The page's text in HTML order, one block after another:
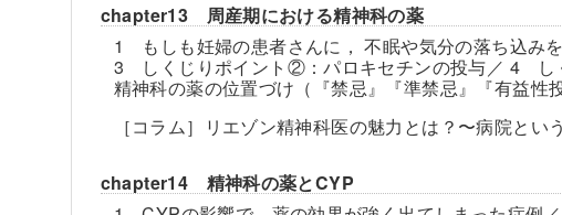
chapter13 周産期における精神科の薬
1 もしも妊婦の患者さんに， 不眠や気分の落ち込
3 しくじりポイント②：パロキセチンの投与／ 4 し
精神科の薬の位置づけ（『禁忌』『準禁忌』『有益性投
［コラム］リエゾン精神科医の魅力とは？〜病院と
chapter14 精神科の薬とCYP